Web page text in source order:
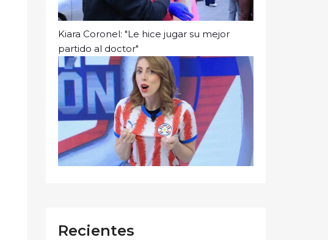
Kiara Coronel: "Le hice jugar su mejor
partido al doctor"
Recientes